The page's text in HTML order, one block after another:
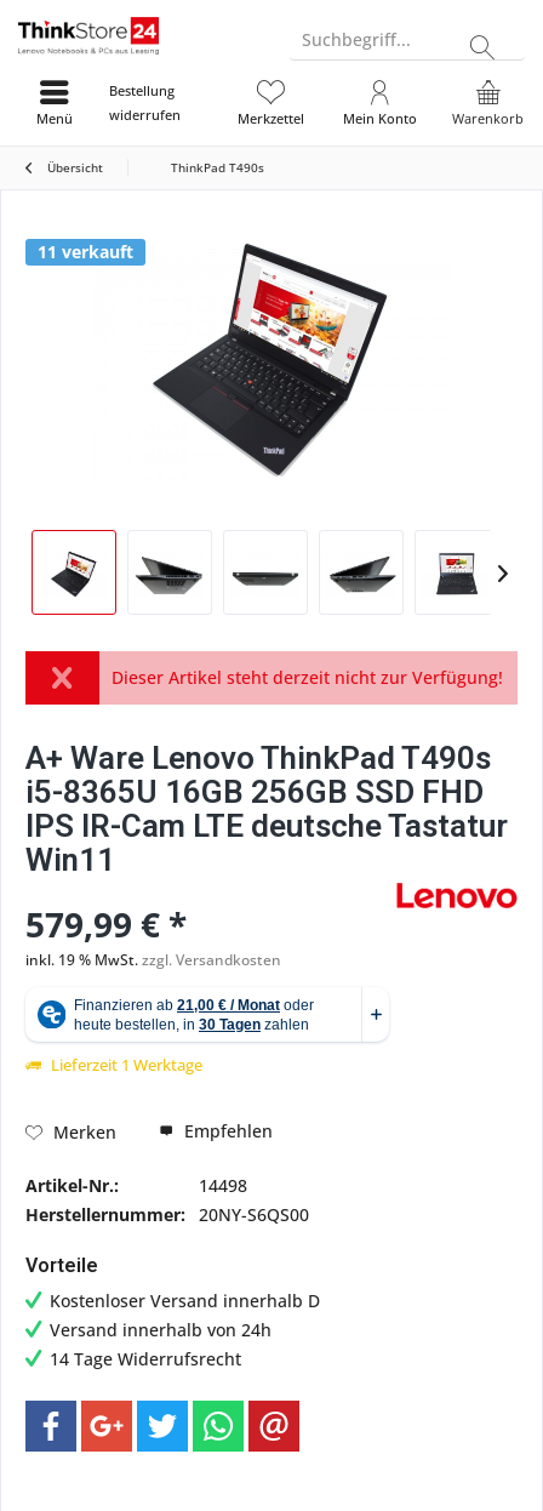
Suchbegriff...
Bestellung
widerrufen
Warenkorb
Merkzettel Mein Konto
Menü
Übersicht ThinkPad T490s
11 verkauft
Dieser Artikel steht derzeit nicht zur Verfügung!
A+ Ware Lenovo ThinkPad T490s
i5-8365U 16GB 256GB SSD FHD
IPS IR-Cam LTE deutsche Tastatur
Win11
579,99 € *
inkl. 19 % MwSt.zzgl. Versandkosten
Lieferzeit 1 Werktage
Merken Empfehlen
Artikel-Nr.:
14498
Herstellernummer: 20NY-S6QS00
Vorteile
Kostenloser Versand innerhalb D
Versand innerhalb von 24h
14 Tage Widerrufsrecht